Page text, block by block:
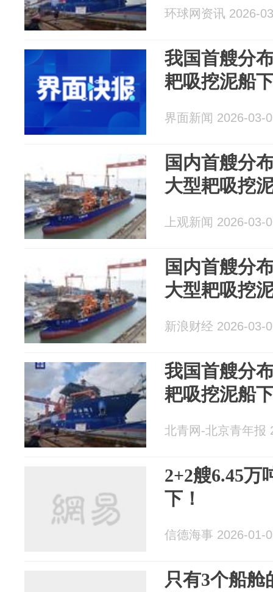
环球网资讯 2026-
我国首艘分
耙吸挖泥船
界面新闻 2026-03-
国内首艘分
大型耙吸挖
上观新闻 2026-03-
国内首艘分
大型耙吸挖
新浪财经 2026-03-
我国首艘分
耙吸挖泥船
北青网-北京青年报
2+2艘6.45万
下！
信德海事 2026-01-
只有3个船